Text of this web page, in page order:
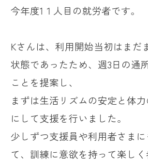
今年度1１人目の就労者です。
Kさんは、利用開始当初はまだ
状態であったため、週3日の通
ことを提案し、
まずは生活リズムの安定と体
にして支援を行いました。
少しずつ支援員や利用者さま
て、訓練に意欲を持って楽し